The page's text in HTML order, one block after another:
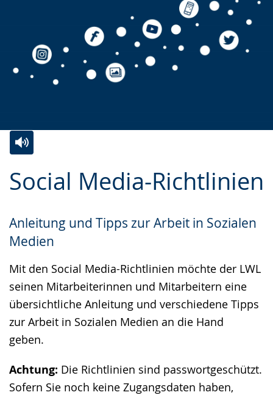
Social Media-Richtlinien
Anleitung und Tipps zur Arbeit in Sozialen
Medien
Mit den Social Media-Richtlinien möchte der LWL
seinen Mitarbeiterinnen und Mitarbeitern eine
übersichtliche Anleitung und verschiedene Tipps
zur Arbeit in Sozialen Medien an die Hand
geben.
Achtung: Die Richtlinien sind passwortgeschützt.
Sofern Sie noch keine Zugangsdaten haben,
Leichten
wechseln.
Audio-
Video
Deutscher
Gebärdensprache
angezeigt.